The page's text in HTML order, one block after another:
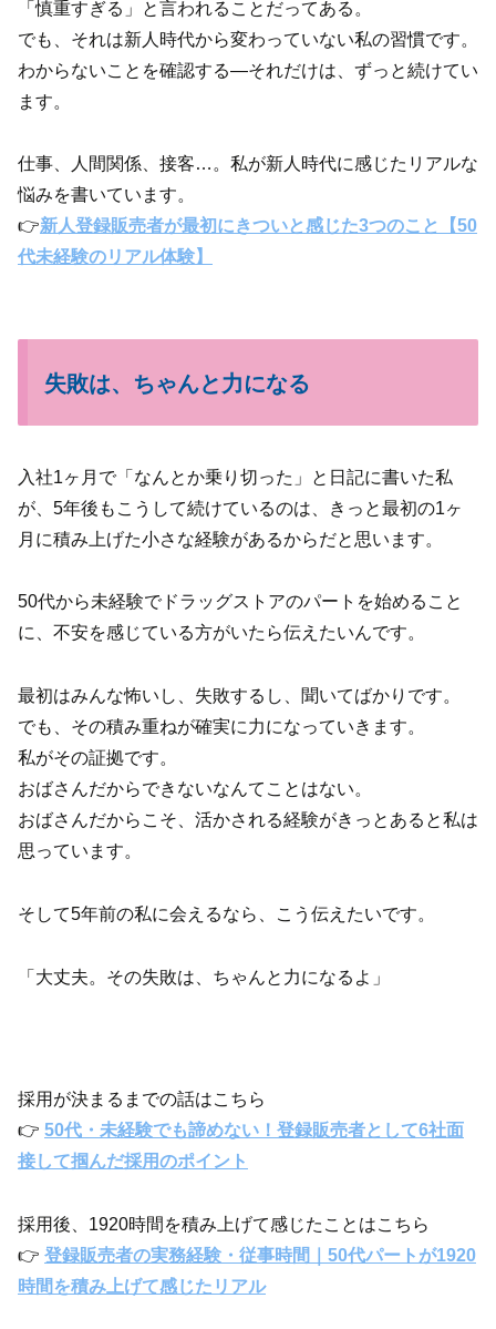
「慎重すぎる」と言われることだってある。
でも、それは新人時代から変わっていない私の習慣です。
わからないことを確認する—それだけは、ずっと続けてい
ます。
仕事、人間関係、接客…。私が新人時代に感じたリアルな
悩みを書いています。
👉新人登録販売者が最初にきついと感じた3つのこと【50
代未経験のリアル体験】
失敗は、ちゃんと力になる
入社1ヶ月で「なんとか乗り切った」と日記に書いた私
が、5年後もこうして続けているのは、きっと最初の1ヶ
月に積み上げた小さな経験があるからだと思います。
50代から未経験でドラッグストアのパートを始めること
に、不安を感じている方がいたら伝えたいんです。
最初はみんな怖いし、失敗するし、聞いてばかりです。
でも、その積み重ねが確実に力になっていきます。
私がその証拠です。
おばさんだからできないなんてことはない。
おばさんだからこそ、活かされる経験がきっとあると私は
思っています。
そして5年前の私に会えるなら、こう伝えたいです。
「大丈夫。その失敗は、ちゃんと力になるよ」
採用が決まるまでの話はこちら
👉 50代・未経験でも諦めない！登録販売者として6社面
接して掴んだ採用のポイント
採用後、1920時間を積み上げて感じたことはこちら
👉 登録販売者の実務経験・従事時間｜50代パートが1920
時間を積み上げて感じたリアル